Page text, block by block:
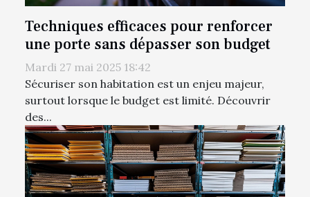
Techniques efficaces pour renforcer
une porte sans dépasser son budget
Mardi 27 mai 2025 18:42
Sécuriser son habitation est un enjeu majeur,
surtout lorsque le budget est limité. Découvrir
des...